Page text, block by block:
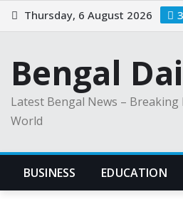
Skip
to
Thursday, 6 August 2026
Bengal
Latest Bengal News – Breaking
World
BUSINESS EDUCATION